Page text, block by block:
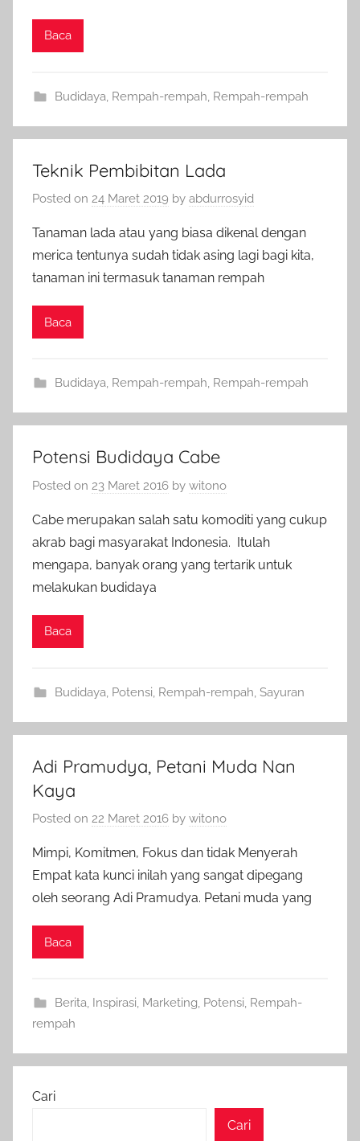
Baca
Budidaya Rempah-rempah Rempah-rempah
Teknik Pembibitan Lada
Posted on 24 Maret 2019 by abdurrosyid
Tanaman lada atau yang biasa dikenal dengan
merica tentunya sudah tidak asing lagi bagi kita,
tanaman ini termasuk tanaman rempah
Baca
Budidaya, Rempah-rempah, Rempah-rempah
Potensi Budidaya Cabe
Posted on 23 Maret 2016 by witono
Cabe merupakan salah satu komoditi yang cukup
akrab bagi masyarakat Indonesia. Itulah
mengapa, banyak orang yang tertarik untuk
melakukan budidaya
Baca
Budidaya Potensi Rempah-rempah Sayuran
Adi Pramudya, Petani Muda Nan
Kaya
Posted on 22 Maret 2016 by witono
Mimpi, Komitmen, Fokus dan tidak Menyerah
Empat kata kunci inilah yang sangat dipegang
oleh seorang Adi Pramudya. Petani muda yang
Baca
Berita, Inspirasi, Marketing, Potensi, Rempah-
rempah
Cari
Cari